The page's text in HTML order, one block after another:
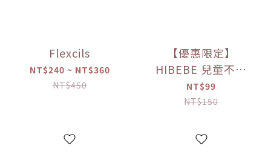
Flexcils
NT$240 ~ NT$360
NT$450
【優惠限定】
HIBEBE 兒童不鏽
鋼餐具 湯匙【優惠
限定】
NT$99
NT$150